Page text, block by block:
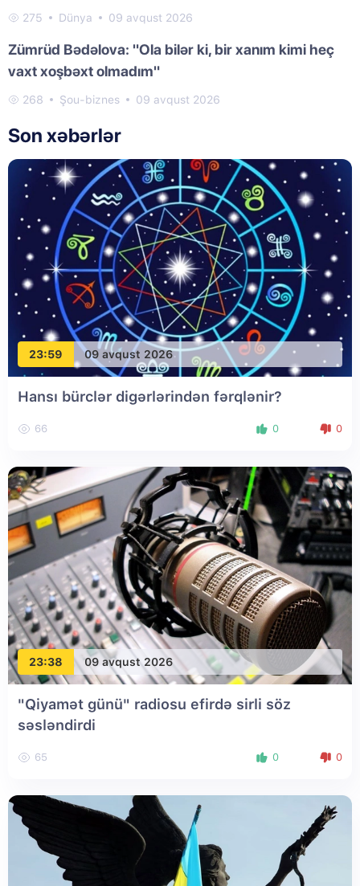
275 Dünya 09 avqust 2026
Zümrüd Bədəlova: "Ola bilər ki, bir xanım kimi heç
vaxt xoşbəxt olmadım"
268 Şou-biznes 09 avqust 2026
Son xəbərlər
23:59 09 avqust 2026
Hansı bürclər digərlərindən fərqlənir?
66 0 0
23:38 09 avqust 2026
"Qiyamət günü" radiosu efirdə sirli söz
səsləndirdi
65 0 0